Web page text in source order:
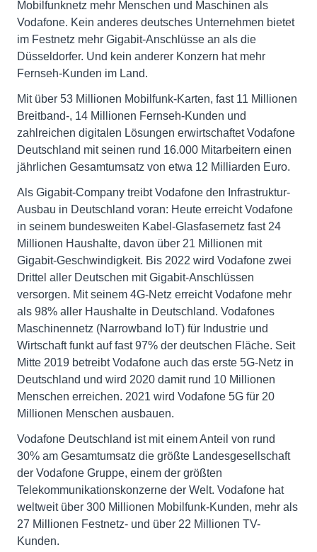
Mobilfunknetz mehr Menschen und Maschinen als
Vodafone. Kein anderes deutsches Unternehmen bietet
im Festnetz mehr Gigabit-Anschlüsse an als die
Düsseldorfer. Und kein anderer Konzern hat mehr
Fernseh-Kunden im Land.
Mit über 53 Millionen Mobilfunk-Karten, fast 11 Millionen
Breitband-, 14 Millionen Fernseh-Kunden und
zahlreichen digitalen Lösungen erwirtschaftet Vodafone
Deutschland mit seinen rund 16.000 Mitarbeitern einen
jährlichen Gesamtumsatz von etwa 12 Milliarden Euro.
Als Gigabit-Company treibt Vodafone den Infrastruktur-
Ausbau in Deutschland voran: Heute erreicht Vodafone
in seinem bundesweiten Kabel-Glasfasernetz fast 24
Millionen Haushalte, davon über 21 Millionen mit
Gigabit-Geschwindigkeit. Bis 2022 wird Vodafone zwei
Drittel aller Deutschen mit Gigabit-Anschlüssen
versorgen. Mit seinem 4G-Netz erreicht Vodafone mehr
als 98% aller Haushalte in Deutschland. Vodafones
Maschinennetz (Narrowband IoT) für Industrie und
Wirtschaft funkt auf fast 97% der deutschen Fläche. Seit
Mitte 2019 betreibt Vodafone auch das erste 5G-Netz in
Deutschland und wird 2020 damit rund 10 Millionen
Menschen erreichen. 2021 wird Vodafone 5G für 20
Millionen Menschen ausbauen.
Vodafone Deutschland ist mit einem Anteil von rund
30% am Gesamtumsatz die größte Landesgesellschaft
der Vodafone Gruppe, einem der größten
Telekommunikationskonzerne der Welt. Vodafone hat
weltweit über 300 Millionen Mobilfunk-Kunden, mehr als
27 Millionen Festnetz- und über 22 Millionen TV-
Kunden.